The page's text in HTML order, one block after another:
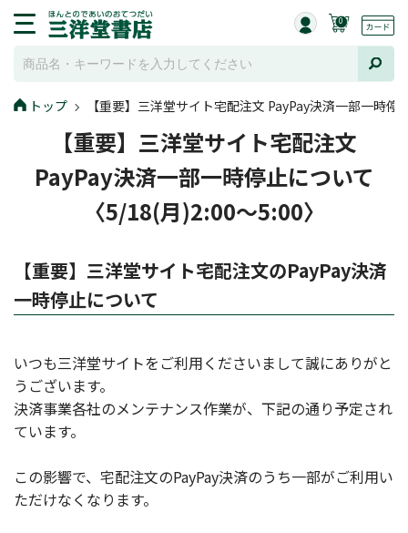
0
トップ 【重要】三洋堂サイト宅配注文 PayPay決済一部一時
【重要】三洋堂サイト宅配注文
PayPay決済一部一時停止について
〈5/18(月)2:00～5:00〉
【重要】三洋堂サイト宅配注文のPayPay決済
一時停止について
いつも三洋堂サイトをご利用くださいまして誠にありがと
うございます。
決済事業各社のメンテナンス作業が、下記の通り予定され
ています。
この影響で、宅配注文のPayPay決済のうち一部がご利用い
ただけなくなります。